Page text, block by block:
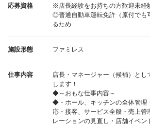
応募資格
※店長経験をお持ちの方歓迎未経
◎普通自動車運転免許（原付でも
るため
施設形態 ファミレス
仕事内容
店長・マネージャー（候補）とし
します！
◆～おもな仕事内容～
◆・ホール、キッチンの全体管理
応・接客、サービス全般・売上管
レーションの見直し・店舗イベン